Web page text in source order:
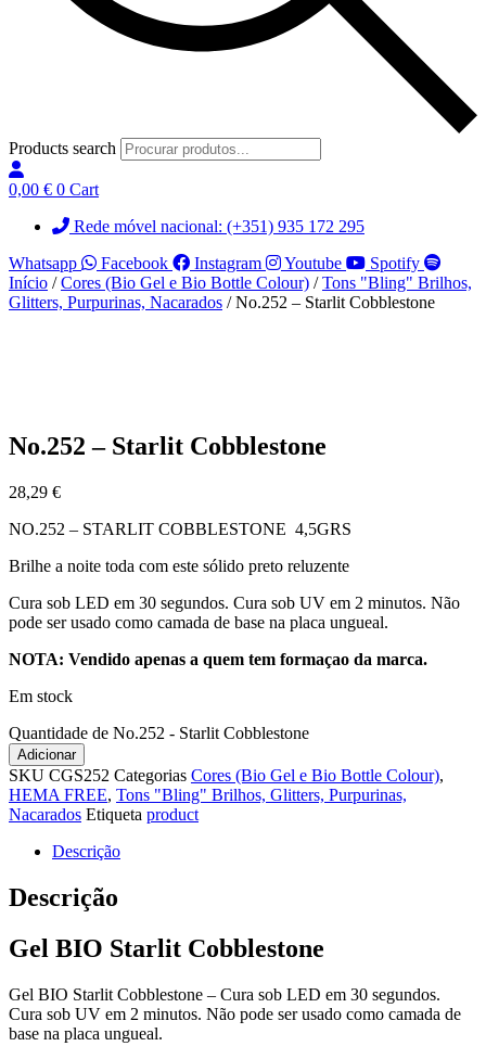
Products search
0,00 € 0 Cart
Rede móvel nacional: (+351) 935 172 295
Whatsapp
Facebook Instagram Youtube
Spotify
Início /Cores (Bio Gel e Bio Bottle Colour) /Tons "Bling" Brilhos,
Glitters, Purpurinas, Nacarados / No.252 – Starlit Cobblestone
No.252 – Starlit Cobblestone
28,29 €
NO.252 – STARLIT COBBLESTONE 4,5GRS
Brilhe a noite toda com este sólido preto reluzente
Cura sob LED em 30 segundos. Cura sob UV em 2 minutos. Não
pode ser usado como camada de base na placa ungueal.
NOTA: Vendido apenas a quem tem formaçao da marca.
Em stock
Quantidade de No.252 - Starlit Cobblestone
Adicionar
SKU CGS252 Categorias Cores (Bio Gel e Bio Bottle Colour),
HEMA FREE, Tons "Bling" Brilhos, Glitters, Purpurinas,
Nacarados Etiqueta product
Descrição
Descrição
Gel BIO Starlit Cobblestone
Gel BIO Starlit Cobblestone – Cura sob LED em 30 segundos.
Cura sob UV em 2 minutos. Não pode ser usado como camada de
base na placa ungueal.